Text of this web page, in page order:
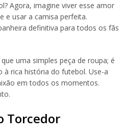
Agora, imagine viver esse amor
e usar a camisa perfeita.
definitiva para todos os fãs
uma simples peça de roupa; é
rica história do futebol. Use-a
em todos os momentos.
Torcedor